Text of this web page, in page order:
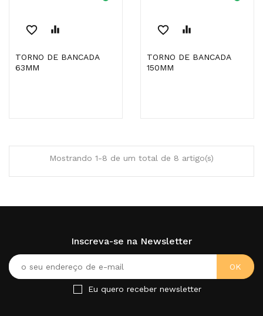
favorite_border equalizer
TORNO DE BANCADA
63MM
favorite_border equalizer
TORNO DE BANCADA
150MM
Mostrando 1-8 de um total de 8 artigo(s)
Inscreva-se na Newsletter
Eu quero receber newsletter